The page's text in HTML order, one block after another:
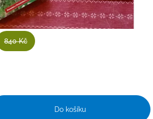
840 Kč
Do košíku